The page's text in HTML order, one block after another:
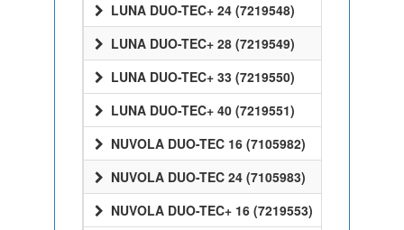
LUNA DUO-TEC+ 24 (7219548)
LUNA DUO-TEC+ 28 (7219549)
LUNA DUO-TEC+ 33 (7219550)
LUNA DUO-TEC+ 40 (7219551)
NUVOLA DUO-TEC 16 (7105982)
NUVOLA DUO-TEC 24 (7105983)
NUVOLA DUO-TEC+ 16 (7219553)